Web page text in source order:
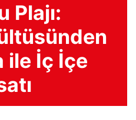
Plajı:
ile İç İçe